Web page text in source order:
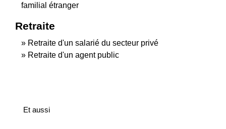
familial étranger
Retraite
Retraite d'un salarié du secteur privé
Retraite d'un agent public
Et aussi